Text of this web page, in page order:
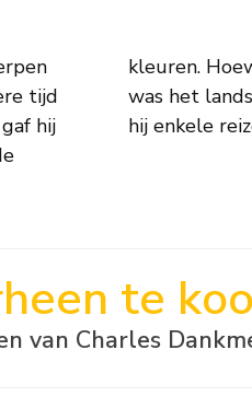
tijd
hij
hij enkele
te
van Charles